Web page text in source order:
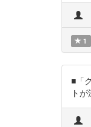
1
■「
ト